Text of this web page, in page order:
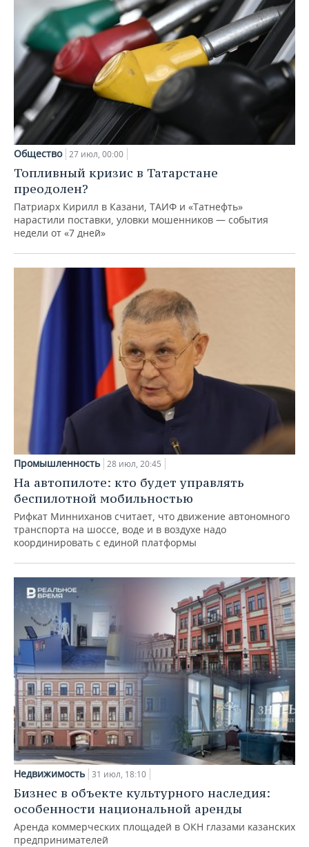
Общество 27 июл, 00:00
Топливный кризис в Татарстане
преодолен?
Патриарх Кирилл в Казани, ТАИФ и «Татнефть»
нарастили поставки, уловки мошенников — события
недели от «7 дней»
Промышленность 28 июл, 20:45
На автопилоте: кто будет управлять
беспилотной мобильностью
Рифкат Минниханов считает, что движение автономного
транспорта на шоссе, воде и в воздухе надо
координировать с единой платформы
Недвижимость 31 июл, 18:10
Бизнес в объекте культурного наследия:
особенности национальной аренды
Аренда коммерческих площадей в ОКН глазами казанских
предпринимателей